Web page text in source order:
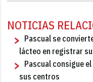
NOTICIAS
Pascual se
lácteo en registrar
Pascual consigue
sus centros